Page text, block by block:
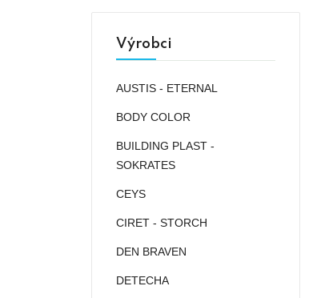
Výrobci
AUSTIS - ETERNAL
BODY COLOR
BUILDING PLAST -
SOKRATES
CEYS
CIRET - STORCH
DEN BRAVEN
DETECHA